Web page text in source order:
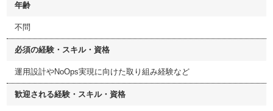
年齢
不問
必須の経験・スキル・資格
運用設計やNoOps実現に向けた取り組み経験など
歓迎される経験・スキル・資格